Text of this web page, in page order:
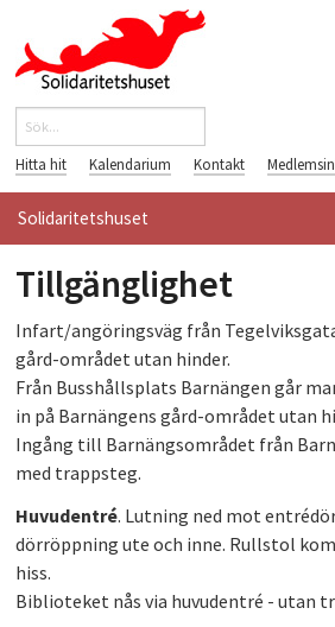
Hoppa till huvudinnehåll
Sökformulär
Hitta hit Kalendarium Kontakt
Solidaritetshuset
HEM
OM OSS
FÖRENINGAR
VÄRLDSBIBLIOTEKET
Tillgänglighet
Infart/angöringsväg från
gård-området utan hinder.
Från Busshållsplats Barnängen går
in på Barnängens gård-området utan
Ingång till Barnängsområdet från
med trappsteg.
Huvudentré. Lutning ned mot
dörröppning ute och inne. Rullstol
hiss.
Biblioteket nås via huvudentré - utan